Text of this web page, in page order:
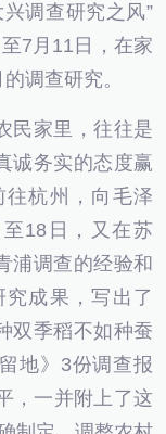
调查研究之风”
7月11日，在家
调查研究。
民家里，往往是
诚务实的态度赢
杭州，向毛泽
18日，又在苏
浦调查的经验和
成果，写出了
双季稻不如种蚕
地》3份调查报
，一并附上了这